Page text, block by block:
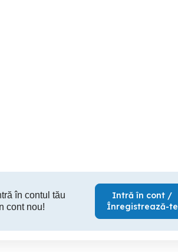
în contul tău
cont nou!
Intră în cont /
Înregistrează-te